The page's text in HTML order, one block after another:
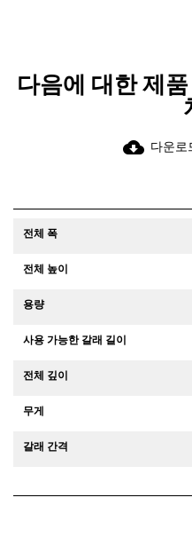
다음에 대한 제품
cloud_download 다운로
전체 폭
전체 높이
용량
사용 가능한 갈래 길이
전체 깊이
무게
갈래 간격